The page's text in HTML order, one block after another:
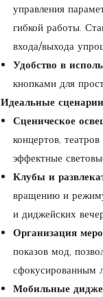
управления
гибкой работы.
входа/выхода
Удобство в
кнопками для
Идеальные
Сценическое
концертов,
эффектные
Клубы и
вращению и
и диджейских
Организация
показов мод,
сфокусированным
Мобильные